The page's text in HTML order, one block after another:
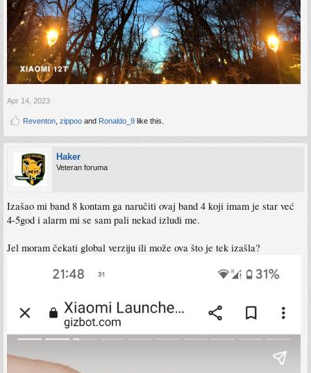
Apr 14, 2023
Reventon zippoo and Ronaldo_9 like this.
Haker
Veteran foruma
Izašao mi band 8 kontam ga naručiti ovaj band 4 koji imam je star već
4-5god i alarm mi se sam pali nekad izludi me.
Jel moram čekati global verziju ili može ova što je tek izašla?